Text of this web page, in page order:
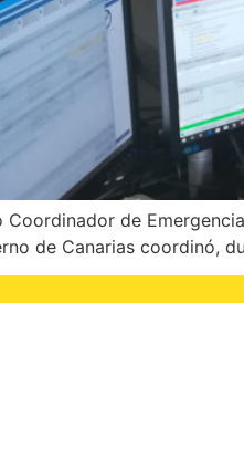
Coordinador de
de Canarias coordinó,